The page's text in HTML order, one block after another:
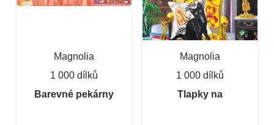
Magnolia
1 000 dílků
Barevné pekárny
Magnolia
1 000 dílků
Tlapky na